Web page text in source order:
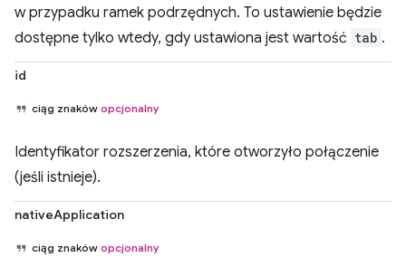
w przypadku ramek podrzędnych. To ustawienie będzie
dostępne tylko wtedy, gdy ustawiona jest wartość tab .
id
ciąg znaków opcjonalny
Identyfikator rozszerzenia, które otworzyło połączenie
(jeśli istnieje).
nativeApplication
ciąg znaków opcjonalny